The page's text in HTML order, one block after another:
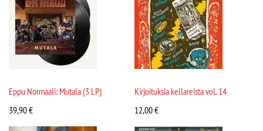
Eppu Normaali: Mutala (3 LP)
39,90€
Kirjoituksia kellareista vol. 14
12,00€